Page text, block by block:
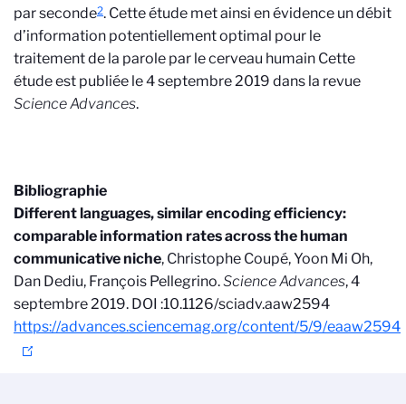
par seconde2. Cette étude met ainsi en évidence un débit
d’information potentiellement optimal pour le
traitement de la parole par le cerveau humain Cette
étude est publiée le 4 septembre 2019 dans la revue
Science Advances.
Bibliographie
Different languages, similar encoding efficiency:
comparable information rates across the human
communicative niche, Christophe Coupé, Yoon Mi Oh,
Dan Dediu, François Pellegrino.Science Advances, 4
septembre 2019. DOI :10.1126/sciadv.aaw2594
https://advances.sciencemag.org/content/5/9/eaaw2594